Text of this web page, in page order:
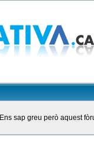
Ens sap greu però aquest